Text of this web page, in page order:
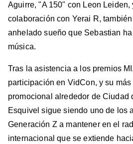
Aguirre, "A 150" con Leon
colaboración con Yerai R,
anhelado sueño que Sebastian
música.
Tras la asistencia a los premios
participación en VidCon, y su
promocional alrededor de Ciudad
Esquivel sigue siendo uno de los
Generación Z a mantener en el
internacional que se extiende